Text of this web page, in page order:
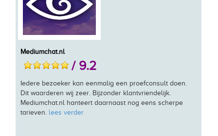
Mediumchat.nl
/ 9.2
Iedere bezoeker kan eenmalig een proefconsult doen.
Dit waarderen wij zeer. Bijzonder klantvriendelijk.
Mediumchat.nl hanteert daarnaast nog eens scherpe
tarieven. lees verder